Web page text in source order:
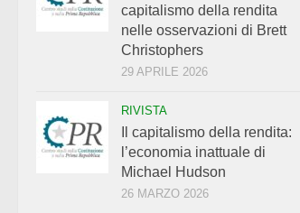
capitalismo della rendita
nelle osservazioni di Brett
Christophers
29 APRILE 2026
RIVISTA
Il capitalismo della rendita:
l’economia inattuale di
Michael Hudson
26 MARZO 2026